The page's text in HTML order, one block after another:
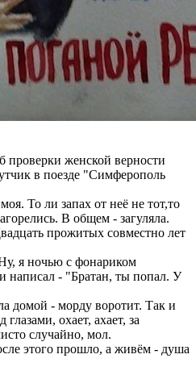
женской верности
в поезде "Симферополь
То ли запах от неё не тот,то
В общем - загуляла.
прожитых совместно лет
я ночью с фонариком
написал - "Братан, ты попал. У
домой - морду воротит. Так и
охает, ахает, за
случайно, мол.
этого прошло, а живём - душа